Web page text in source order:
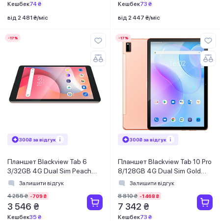
Кешбек74 ₴
від 2 481 ₴/міс
Кешбек73 ₴
від 2 447 ₴/міс
-17%
300₴ за відгук
Планшет Blackview Tab 6
3/32GB 4G Dual Sim Peach
GoldЗалишити відгук
4 255 ₴ -709 ₴
3 546 ₴
Кешбек35 ₴
-17%
300₴ за відгук
Планшет Blackview Tab 10 Pro
8/128GB 4G Dual Sim Gold
(6931548307921)
Залишити відгук
8 810 ₴ -1 468 ₴
7 342 ₴
Кешбек73 ₴